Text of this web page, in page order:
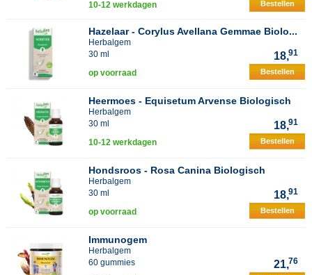
10-12 werkdagen Bestellen
Hazelaar - Corylus Avellana Gemmae Biolo...
Herbalgem
30 ml
18,91
op voorraad Bestellen
Heermoes - Equisetum Arvense Biologisch
Herbalgem
30 ml
18,91
10-12 werkdagen Bestellen
Hondsroos - Rosa Canina Biologisch
Herbalgem
30 ml
18,91
op voorraad Bestellen
Immunogem
Herbalgem
60 gummies
21,76